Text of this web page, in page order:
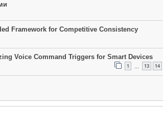
Framework for Competitive Consistency
Voice Command Triggers for Smart Devices
1 … 13 14